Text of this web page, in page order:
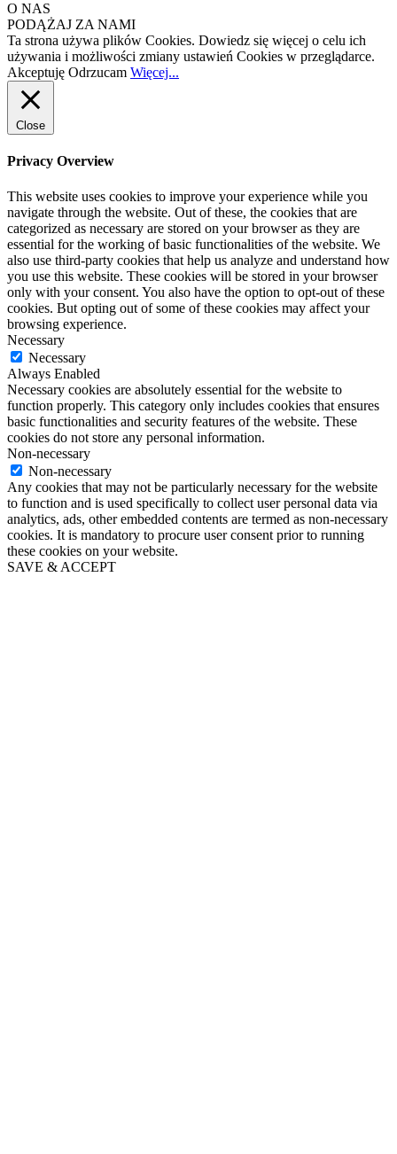
O NAS
PODĄŻAJ ZA NAMI
Ta strona używa plików Cookies. Dowiedz się więcej o celu ich
używania i możliwości zmiany ustawień Cookies w przeglądarce.
Akceptuję Odrzucam Więcej...
Close
Privacy Overview
This website uses cookies to improve your experience while you
navigate through the website. Out of these, the cookies that are
categorized as necessary are stored on your browser as they are
essential for the working of basic functionalities of the website. We
also use third-party cookies that help us analyze and understand how
you use this website. These cookies will be stored in your browser
only with your consent. You also have the option to opt-out of these
cookies. But opting out of some of these cookies may affect your
browsing experience.
Necessary
Necessary
Always Enabled
Necessary cookies are absolutely essential for the website to
function properly. This category only includes cookies that ensures
basic functionalities and security features of the website. These
cookies do not store any personal information.
Non-necessary
Non-necessary
Any cookies that may not be particularly necessary for the website
to function and is used specifically to collect user personal data via
analytics, ads, other embedded contents are termed as non-necessary
cookies. It is mandatory to procure user consent prior to running
these cookies on your website.
SAVE & ACCEPT